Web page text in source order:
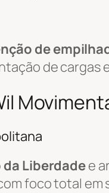
de
de cargas
da Liberdadee
foco total em